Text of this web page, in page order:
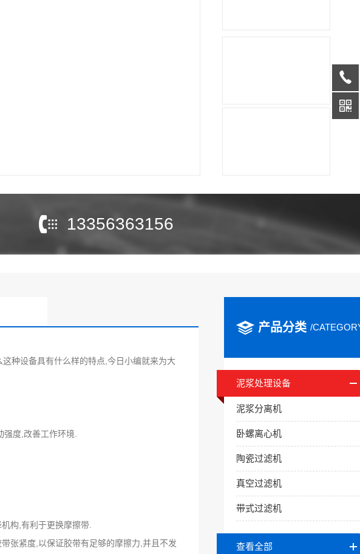
13356363156
种设备具有什么样的特点,今日小编就来为大
度,改善工作环境.
构,有利于更换摩擦带.
张紧度,以保证胶带有足够的摩擦力,并且不发
产品分类 /
泥浆处理设备
泥浆分离机
卧螺离心机
陶瓷过滤机
真空过滤机
带式过滤机
查看全部